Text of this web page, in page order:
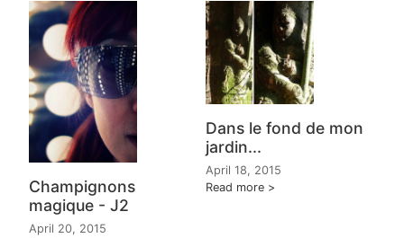
Champignons
magique - J2
April 20, 2015
Dans le fond de mon
jardin...
April 18, 2015
Read more